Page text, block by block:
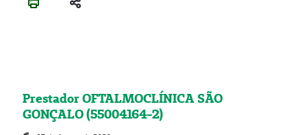
Prestador OFTALMOCLÍNICA SÃO
GONÇALO (55004164-2)